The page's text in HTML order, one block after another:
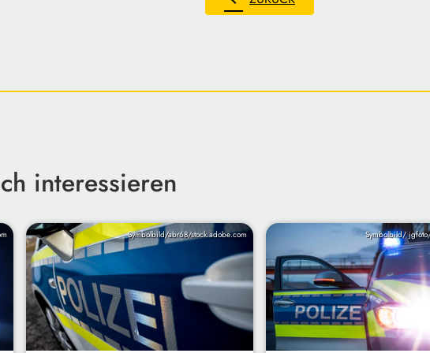
interessieren
Symbolbild/abr68/stock.adobe.com Symbolbild/